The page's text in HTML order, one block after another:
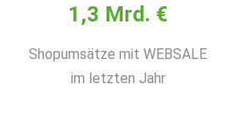
1,3 Mrd. €
Shopumsätze mit WEBSALE
im letzten Jahr